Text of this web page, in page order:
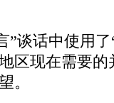
”谈话中使用
区现在需要
。